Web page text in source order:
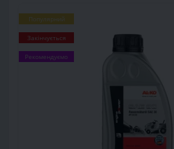
Популярний
Закінчується
Рекомендуємо